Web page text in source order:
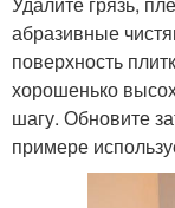
абразивные
поверхность
хорошенько
шагу. Обновите
примере